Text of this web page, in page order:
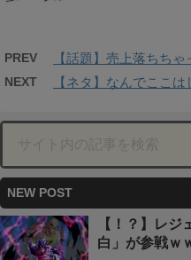
PREV 【話題】売上落ちち
NEXT 【ネタ】なんでここ
NEW POST
【！？】レ
白」が参戦ｗ